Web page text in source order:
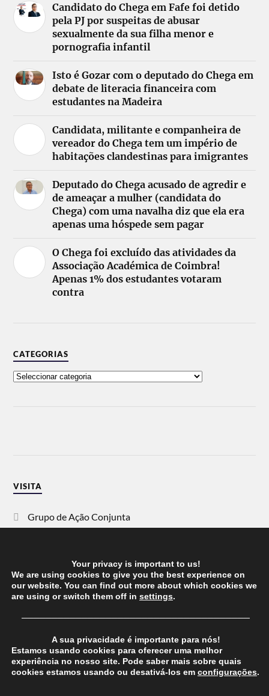
Candidato do Chega em Fafe foi detido
pela PJ por suspeitas de abusar
sexualmente da sua filha menor e
pornografia infantil
Isto é Gozar com o deputado do Chega em
debate de literacia financeira com
estudantes na Madeira
Candidata, militante e companheira de
vereador do Chega tem um império de
habitações clandestinas para imigrantes
Deputado do Chega acusado de agredir e
de ameaçar a mulher (candidata do
Chega) com uma navalha diz que ela era
apenas uma hóspede sem pagar
O Chega foi excluído das atividades da
Associação Académica de Coimbra!
Apenas 1% dos estudantes votaram
contra
CATEGORIAS
VISITA
Grupo de Ação Conjunta
Vida Justa
dezanove
Your privacy is important to us!
We are using cookies to give you the best experience on
our website. You can find out more about which cookies we
are using or switch them off in settings.
──────────────────────────────────────
A sua privacidade é importante para nós!
Estamos usando cookies para oferecer uma melhor
experiência no nosso site. Pode saber mais sobre quais
cookies estamos usando ou desativá-los em configurações.